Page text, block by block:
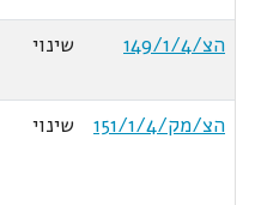
הצ/149/1/4
שינוי
הצ/מק/151/1/4
שינוי